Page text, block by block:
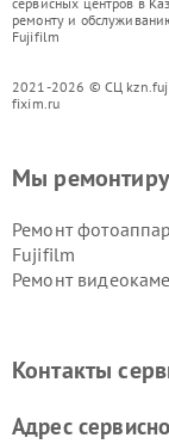
ремонту и
Fujifilm
2021-2026 © СЦ
fixim.ru
Мы
Ремонт
Fujifilm
Ремонт
Контакты
Адрес